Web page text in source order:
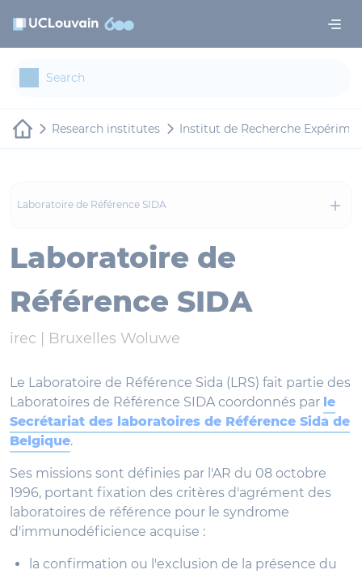
Research institutes Institut de Recherche
Laboratoire de Référence SIDA
Laboratoire de
Référence SIDA
irec | Bruxelles Woluwe
Le Laboratoire de Référence Sida (LRS) fait partie des
Laboratoires de Référence SIDA coordonnés par le
Secrétariat des laboratoires de Référence Sida de
Belgique.
Ses missions sont définies par l'AR du 08 octobre
1996, portant fixation des critères d'agrément des
laboratoires de référence pour le syndrome
d'immunodéficience acquise :
la confirmation ou l'exclusion de la présence du